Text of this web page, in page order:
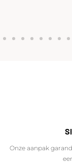
Onze aanpak